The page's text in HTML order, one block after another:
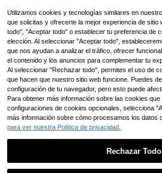
Escenas temáticas que incluyen: Al
cancía, Gabinete de ahorro, Caja de
ativa de monedas/billetes, Juguete
s de regalo de cumpleaños para niñ
os de jardín de infantes
Solo quedan 5
65.342
cía
oni
es de
to no
de
ágina
Utilizamos cookies y tecnologías similares en
que solicitas y ofrecerte la mejor experiencia de sitio
todo", "Aceptar todo" o establecer tu preferencia de
elección. Al seleccionar "Aceptar todo",
que nos ayudan a analizar el tráfico, ofrecer
el contenido y los anuncios para complementar tu
Al seleccionar "Rechazar todo", permites el uso de
que hacen que nuestro sitio web funcione. Puedes
configuración de tu navegador, pero esto puede
Para obtener más información sobre las cookies
configuraciones de cookies opcionales, selecciona
más información sobre cómo procesamos los datos
para ver nuestra Política de privacidad.
Rechazar Todo